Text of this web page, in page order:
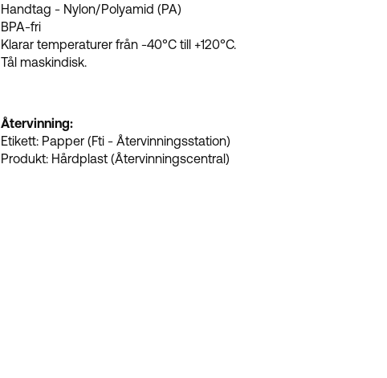
Handtag - Nylon/Polyamid (PA)
BPA-fri
Klarar temperaturer från -40°C till +120°C.
Tål maskindisk.
Återvinning:
Etikett: Papper (Fti - Återvinningsstation)
Produkt: Hårdplast (Återvinningscentral)